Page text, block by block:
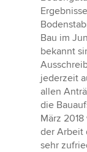
Bau im
bekannt
jederzeit
allen
die
März
der Arbeit
sehr